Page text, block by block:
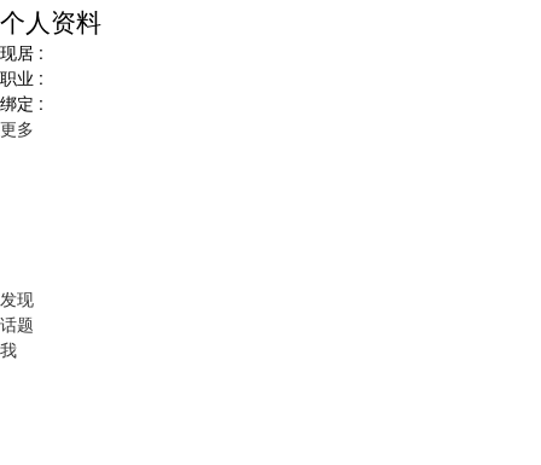
个人资料
现居 :
职业 :
绑定 :
更多
发现
话题
我